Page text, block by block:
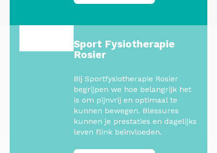
Sport Fysiotherapie
Rosier
Bij Sportfysiotherapie Rosier
begrijpen we hoe belangrijk het
is om pijnvrij en optimaal te
kunnen bewegen. Blessures
kunnen je prestaties en dagelijks
leven flink beïnvloeden.